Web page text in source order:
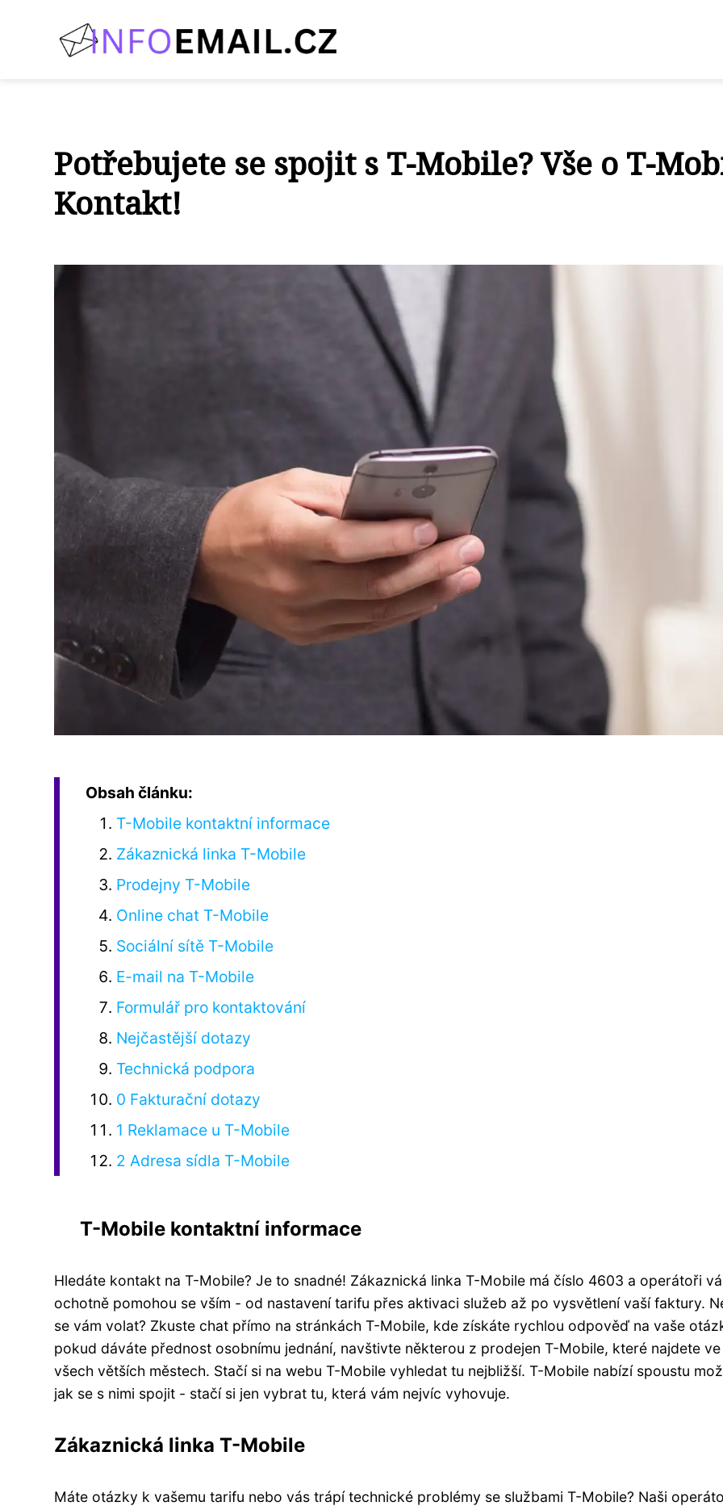
Potřebujete se spojit s T-Mobile? Vše o T-
Kontakt!
Obsah článku:
T-Mobile kontaktní informace
Zákaznická linka T-Mobile
Prodejny T-Mobile
Online chat T-Mobile
Sociální sítě T-Mobile
E-mail na T-Mobile
Formulář pro kontaktování
Nejčastější dotazy
Technická podpora
0 Fakturační dotazy
1 Reklamace u T-Mobile
2 Adresa sídla T-Mobile
T-Mobile kontaktní informace
Hledáte kontakt na T-Mobile? Je to snadné! Zákaznická linka T-Mobile má číslo 4603 a operátoři
ochotně pomohou se vším - od nastavení tarifu přes aktivaci služeb až po vysvětlení vaší faktury.
se vám volat? Zkuste chat přímo na stránkách T-Mobile, kde získáte rychlou odpověď na vaše
pokud dáváte přednost osobnímu jednání, navštivte některou z prodejen T-Mobile, které najdete ve
všech větších městech. Stačí si na webu T-Mobile vyhledat tu nejbližší. T-Mobile nabízí spoustu
jak se s nimi spojit - stačí si jen vybrat tu, která vám nejvíc vyhovuje.
Zákaznická linka T-Mobile
Máte otázky k vašemu tarifu nebo vás trápí technické problémy se službami T-Mobile? Naši